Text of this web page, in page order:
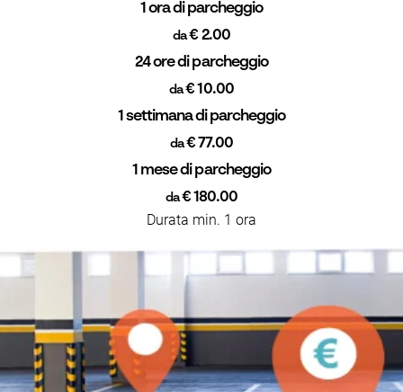
1 ora di parcheggio
da€ 2.00
24 ore di parcheggio
da€ 10.00
1 settimana di parcheggio
da€ 77.00
1 mese di parcheggio
da€ 180.00
Durata min. 1 ora